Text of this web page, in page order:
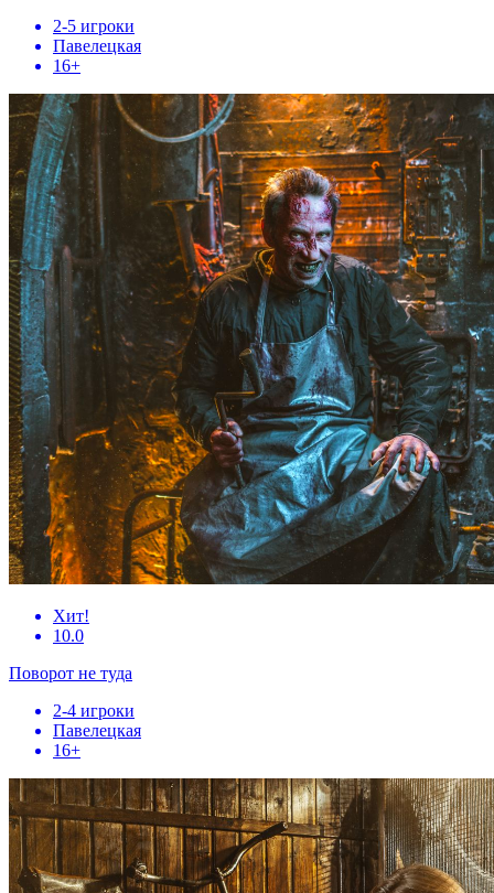
2-5 игроки
Павелецкая
16+
Хит!
10.0
Поворот не туда
2-4 игроки
Павелецкая
16+